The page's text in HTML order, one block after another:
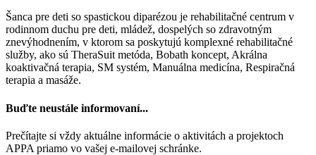
Šanca pre deti so spastickou diparézou je rehabilitačné centrum v
rodinnom duchu pre deti, mládež, dospelých so zdravotným
znevýhodnením, v ktorom sa poskytujú komplexné rehabilitačné
služby, ako sú TheraSuit metóda, Bobath koncept, Akrálna
koaktivačná terapia, SM systém, Manuálna medicína, Respiračná
terapia a masáže.
Buďte neustále informovaní...
Prečítajte si vždy aktuálne informácie o aktivitách a projektoch
APPA priamo vo vašej e-mailovej schránke.